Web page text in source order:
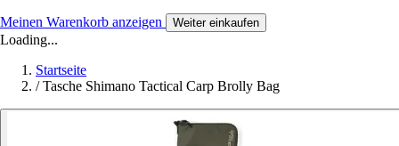
Meinen Warenkorb anzeigen Weiter einkaufen
Loading...
Startseite
/ Tasche Shimano Tactical Carp Brolly Bag